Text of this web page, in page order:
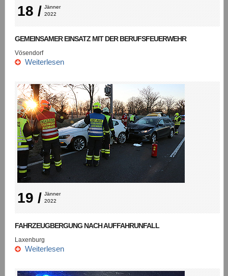
18 / Jänner
2022
GEMEINSAMER EINSATZ MIT DER BERUFSFEUERWEHR
Vösendorf
Weiterlesen
19 / Jänner
2022
FAHRZEUGBERGUNG NACH AUFFAHRUNFALL
Laxenburg
Weiterlesen